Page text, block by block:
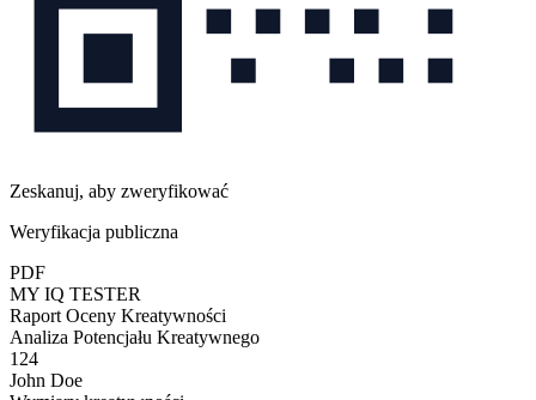
Zeskanuj, aby zweryfikować
Weryfikacja publiczna
PDF
MY IQ TESTER
Raport Oceny Kreatywności
Analiza Potencjału Kreatywnego
124
John Doe